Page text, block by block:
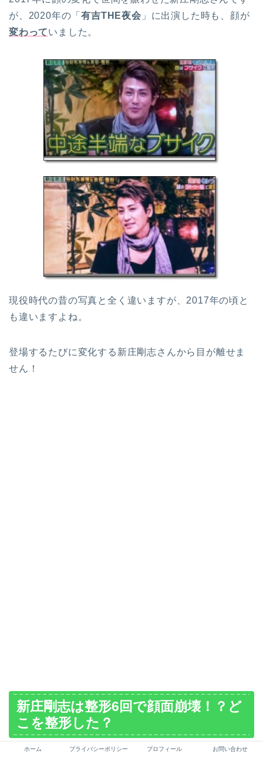
が、2020年の「有吉THE夜会 」に出演した時も、顔が
変わっていました。
現役時代の昔の写真と全く違いますが、2017年の頃と
も違いますよね。
登場するたびに変化する新庄剛志さんから目が離せま
せん！
新庄剛志は整形6回で顔面崩壊！？ど
こを整形した？
ホーム プライバシーポリシー プロフィール お問い合わせ